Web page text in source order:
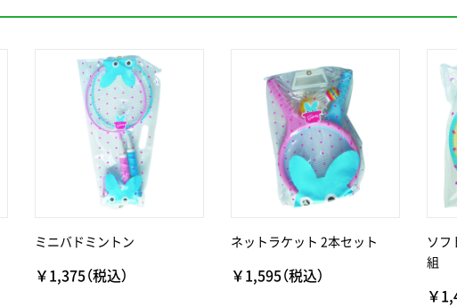
ミニバドミントン
￥1,375（税込）
ネットラケット 2本セット
￥1,595（税込）
ソフ
組
￥